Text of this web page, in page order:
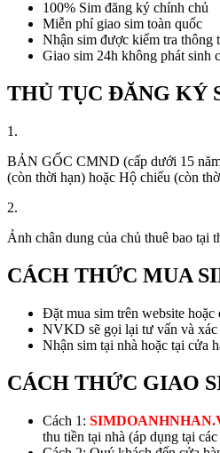
100% Sim đăng ký chính chủ
Miễn phí giao sim toàn quốc
Nhận sim được kiểm tra thông
Giao sim 24h không phát
THỦ TỤC ĐĂNG KÝ
1.
BẢN GỐC CMND (cấp dưới 15
(còn thời hạn) hoặc Hộ chiếu (còn
2.
Ảnh chân dung của chủ thuê bao tại
CÁCH THỨC MUA
Đặt mua sim trên website
NVKD sẽ gọi lại tư vấn và xác
Nhận sim tại nhà hoặc tại cửa
CÁCH THỨC GIAO
Cách 1:
thu tiền tại nhà (áp dụng tại